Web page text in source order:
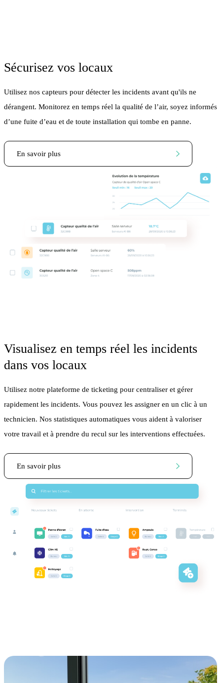
Sécurisez vos locaux
Utilisez nos capteurs pour détecter les incidents avant qu'ils ne
dérangent. Monitorez en temps réel la qualité de l’air, soyez informés
d’une fuite d’eau et de toute installation qui tombe en panne.
En savoir plus
Visualisez en temps réel les incidents
dans vos locaux
Utilisez notre plateforme de ticketing pour centraliser et gérer
rapidement les incidents. Vous pouvez les assigner en un clic à un
technicien. Nos statistiques automatiques vous aident à valoriser
votre travail et à prendre du recul sur les interventions effectuées.
En savoir plus